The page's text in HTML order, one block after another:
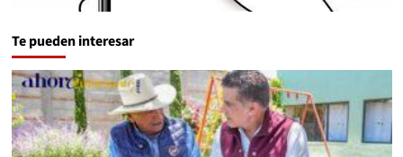
Te pueden interesar